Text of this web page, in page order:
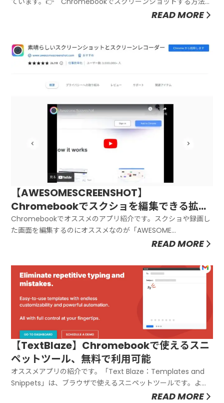
だ、録画した動画はwebmファイルとして保存されるので、そ
READ MORE
【AWESOMESCREENSHOT】
Chromebookでスクショを編集できる拡張
機能
Chromebookでオススメのアプリ紹介です。スクショや録画し
た画面を編集するのにオススメなのが「AWESOME
SCREENSHOT」です。Windowsでいうところの
メント、吹き出し、ぼかしなどの編集を行えます。AWES...
READ MORE
【TextBlaze】Chromebookで使えるスニ
ペットツール、無料で利用可能
オススメアプリの紹介です。「Text Blaze：Templates and
Snippets」は、ブラウザで使えるスニペットツールです。よく
使う定型文をショートカットひとつで瞬時に呼び出せます。た
READ MORE